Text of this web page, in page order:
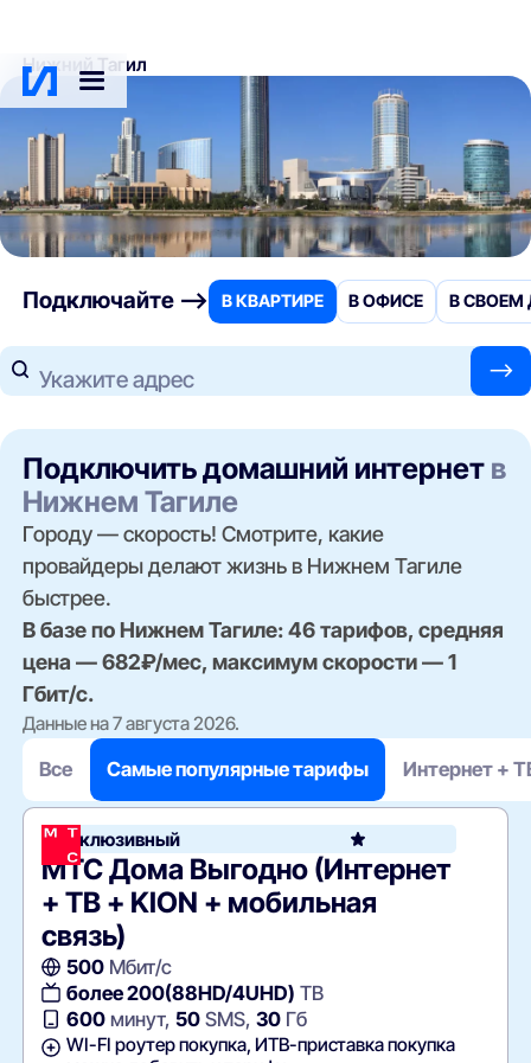
Нижний Тагил
Подключайте —> В КВАРТИРЕ В ОФИСЕ В СВОЕМ
Укажите адрес —>
Подключить домашний интернет в
Нижнем Тагиле
Городу — скорость! Смотрите, какие
провайдеры делают жизнь в Нижнем Тагиле
быстрее.
В базе по Нижнем Тагиле: 46 тарифов, средняя
цена — 682₽/мес, максимум скорости — 1
Гбит/с.
Данные на 7 августа 2026.
Все Самые популярные тарифы Интернет +
Эксклюзивный
МТС Дома Выгодно (Интернет
+ ТВ + KION + мобильная
связь)
500Мбит/с
более 200(88HD/4UHD) ТВ
600минут, 50SMS, 30Гб
WI-FI роутер покупка, ИТВ-приставка покупка